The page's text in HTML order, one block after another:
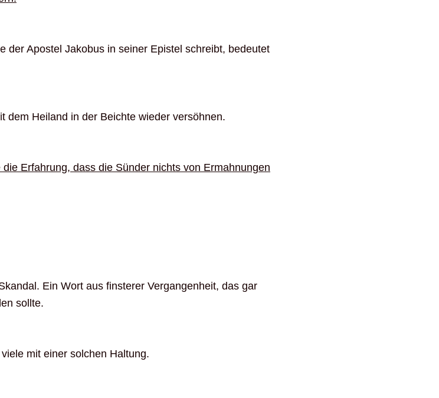
der Apostel Jakobus in seiner Epistel schreibt, bedeutet
dem Heiland in der Beichte wieder versöhnen.
Erfahrung, dass die Sünder nichts von Ermahnungen
Ein Wort aus finsterer Vergangenheit, das gar
sollte.
mit einer solchen Haltung.